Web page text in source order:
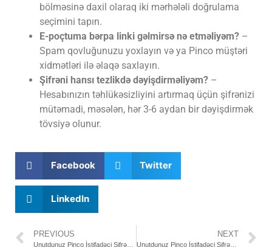
bölməsinə daxil olaraq iki mərhələli doğrulama
seçimini tapın.
E-poçtuma bərpa linki gəlmirsə nə etməliyəm? –
Spam qovluğunuzu yoxlayın və ya Pinco müştəri
xidmətləri ilə əlaqə saxlayın.
Şifrəni hansı tezlikdə dəyişdirməliyəm? –
Hesabınızın təhlükəsizliyini artırmaq üçün şifrənizi
mütəmadi, məsələn, hər 3-6 aydan bir dəyişdirmək
tövsiyə olunur.
Facebook Twitter
LinkedIn
PREVIOUS NEXT
Unutdunuz Pinco İstifadəçi Şifrənizi Asanlıqla Necə Bərpa Edə Bilərsiniz?